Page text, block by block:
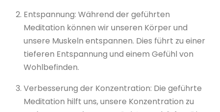
Entspannung: Während der geführten
Meditation können wir unseren Körper und
unsere Muskeln entspannen. Dies führt zu einer
tieferen Entspannung und einem Gefühl von
Wohlbefinden.
Verbesserung der Konzentration: Die geführte
Meditation hilft uns, unsere Konzentration zu